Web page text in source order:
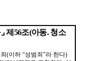
⌟제 56조(아동.청소
(이하“성범죄”라 한다)